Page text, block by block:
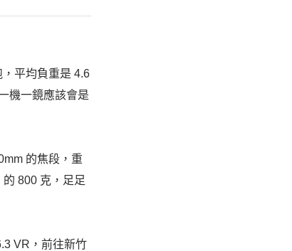
平均負重是 4.6
機一鏡應該會是
的焦段，重
800 克，足足
VR，前往新竹